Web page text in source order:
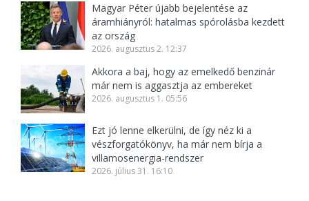
Magyar Péter újabb bejelentése az
áramhiányról: hatalmas spórolásba kezdett
az ország
2026. augusztus 2. 12:37
Akkora a baj, hogy az emelkedő benzinár
már nem is aggasztja az embereket
2026. augusztus 1. 05:56
Ezt jó lenne elkerülni, de így néz ki a
vészforgatókönyv, ha már nem bírja a
villamosenergia-rendszer
2026. július 31. 16:10